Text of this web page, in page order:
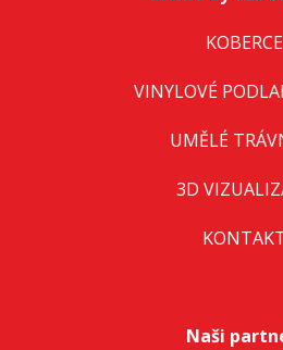
KOBERCE
VINYLOVÉ
UMĚLÉ
3D
Naši